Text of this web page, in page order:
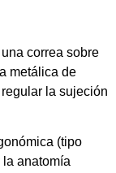
correa sobre
metálica de
la sujeción
(tipo
anatomía